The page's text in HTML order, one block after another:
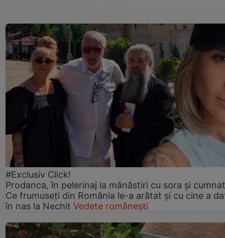
#Exclusiv Click!
Prodanca, în pelerinaj la mănăstiri cu sora și
Ce frumuseți din România le-a arătat și cu cine a
în nas la Nechit Vedete românești